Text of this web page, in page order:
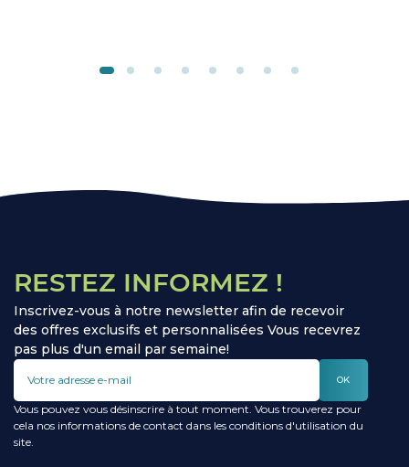
RESTEZ INFORMEZ !
Inscrivez-vous à notre newsletter afin de recevoir
des offres exclusifs et personnalisées Vous recevrez
pas plus d'un email par semaine!
OK
Vous pouvez vous désinscrire à tout moment. Vous trouverez pour
cela nos informations de contact dans les conditions d'utilisation du
site.